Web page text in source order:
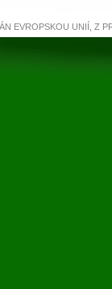
EVROPSKOU UNIÍ, Z